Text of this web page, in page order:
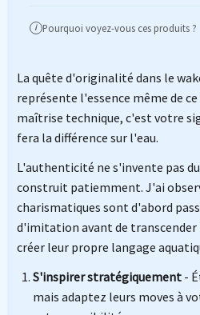
i Pourquoi voyez-vous ces produits ?
La quête d'originalité dans le
représente l'essence même de
maîtrise technique, c'est votre
fera la différence sur l'eau.
L'authenticité ne s'invente pas
construit patiemment. J'ai
charismatiques sont d'abord
d'imitation avant de transcender
créer leur propre langage
S'inspirer stratégiquement-
mais adaptez leurs moves à